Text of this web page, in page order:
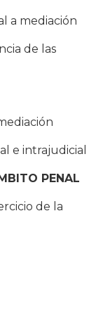
a mediación
de las
e intrajudicial
PENAL
de la